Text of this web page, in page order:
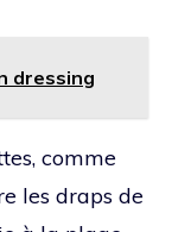
dressing
comme
les draps de